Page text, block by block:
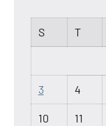
S
T
3 4
10 11